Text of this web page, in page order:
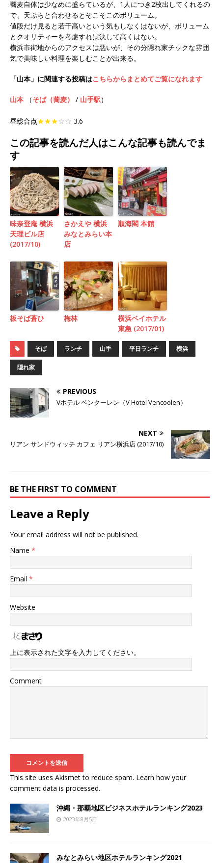
蕎麦自体は少なめに盛らているが、1人につき2枚出してくれるの
で、天ぷらと合わせるとそこそこのボリューム。
値段だけ見ると若干高いという気もしなくはないが、ボリューム
とクオリティーを考慮すれば決して高くはない。
横浜市街地からのアクセスは悪いが、その分隠れ家チックな雰囲
気で美味しい料理を楽しむことが出来る。
「山本」に関連する投稿はこちらからまとめてご覧になれます
山本 （そば（蕎麦） / 山手駅）
昼総合点★★★☆☆ 3.6
この記事を読んだ人はこんな記事も読んでま
す
味奈登庵 横浜
天理ビル店
(2017/10)
さかえや 横浜
みなとみらい本
店
順海閣 本館
板そば蒼ひ 梅林
横浜ベイホテル
東急 (2017/01)
そば ランチ 山手 平日ランチ 横浜
隠れ家
PREVIOUS
Vホテル ベンクーレン（V Hotel Vencoolen）
NEXT
リアン サンドウィッチ カフェ リアン横浜店 (2017/10)
BE THE FIRST TO COMMENT
Leave a Reply
Your email address will not be published.
Name *
Email *
Website
上に表示された文字を入力してください。
Comment
This site uses Akismet to reduce spam. Learn how your
comment data is processed.
沖縄・那覇地区ビジネスホテルランキング2023
2023年8月5日
みなとみらい地区ホテルランキング2021